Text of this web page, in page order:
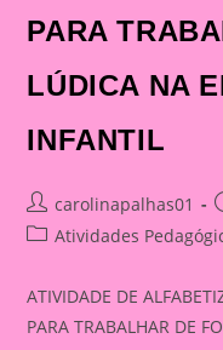
PARA
LÚDICA NA
INFANTIL
Post
author:
carolinapalhas01
PostAtividades
ATIVIDADE DE
PARA TRABALHAR DE